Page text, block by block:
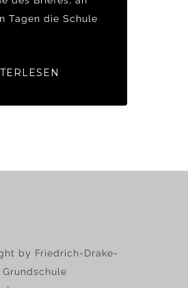
Tagen die Schule
by Friedrich-Drake-
Grundschule